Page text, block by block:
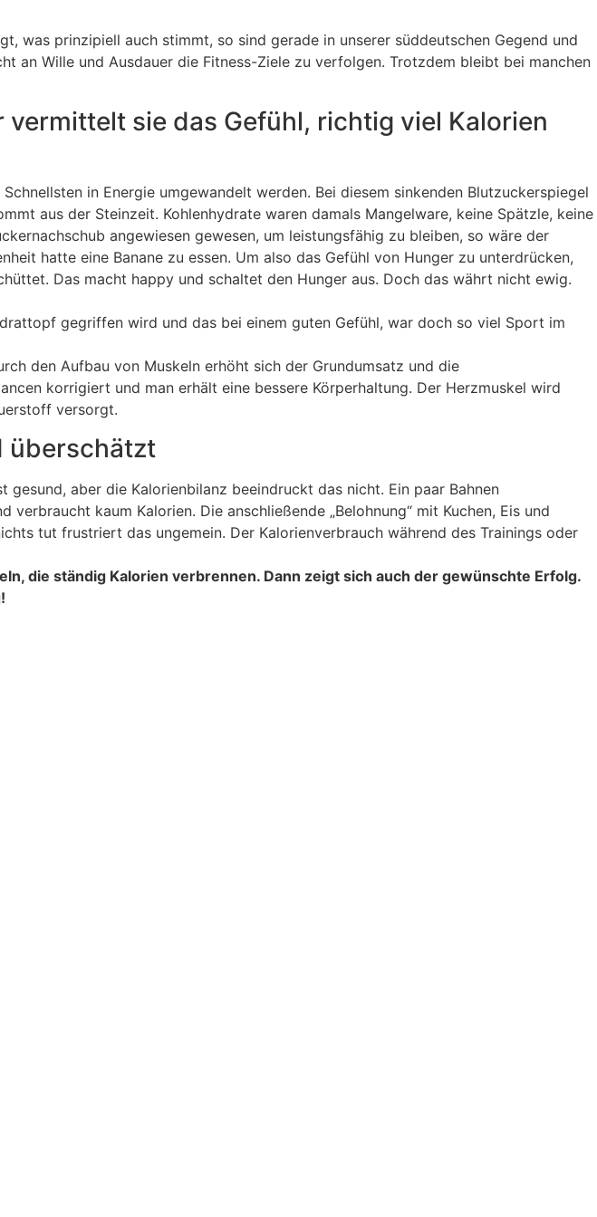
was prinzipiell auch stimmt, so sind gerade in unserer süddeutschen Gegend und
an Wille und Ausdauer die Fitness-Ziele zu verfolgen. Trotzdem bleibt bei manchen
sie das Gefühl, richtig viel Kalorien
in Energie umgewandelt werden. Bei diesem sinkenden Blutzuckerspiegel
aus der Steinzeit. Kohlenhydrate waren damals Mangelware, keine Spätzle, keine
angewiesen gewesen, um leistungsfähig zu bleiben, so wäre der
hatte eine Banane zu essen. Um also das Gefühl von Hunger zu unterdrücken,
Das macht happy und schaltet den Hunger aus. Doch das währt nicht ewig.
gegriffen wird und das bei einem guten Gefühl, war doch so viel Sport im
den Aufbau von Muskeln erhöht sich der Grundumsatz und die
korrigiert und man erhält eine bessere Körperhaltung. Der Herzmuskel wird
versorgt.
überschätzt
aber die Kalorienbilanz beeindruckt das nicht. Ein paar Bahnen
kaum Kalorien. Die anschließende „Belohnung“ mit Kuchen, Eis und
tut frustriert das ungemein. Der Kalorienverbrauch während des Trainings oder
die ständig Kalorien verbrennen. Dann zeigt sich auch der gewünschte Erfolg.